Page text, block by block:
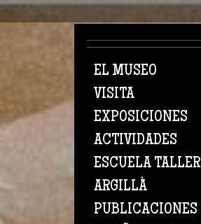
Pasar al contenido principal
EL MUSEO
VISITA
EXPOSICIONES
ACTIVIDADES
ESCUELA TALLER
ARGILLÀ
PUBLICACIONES